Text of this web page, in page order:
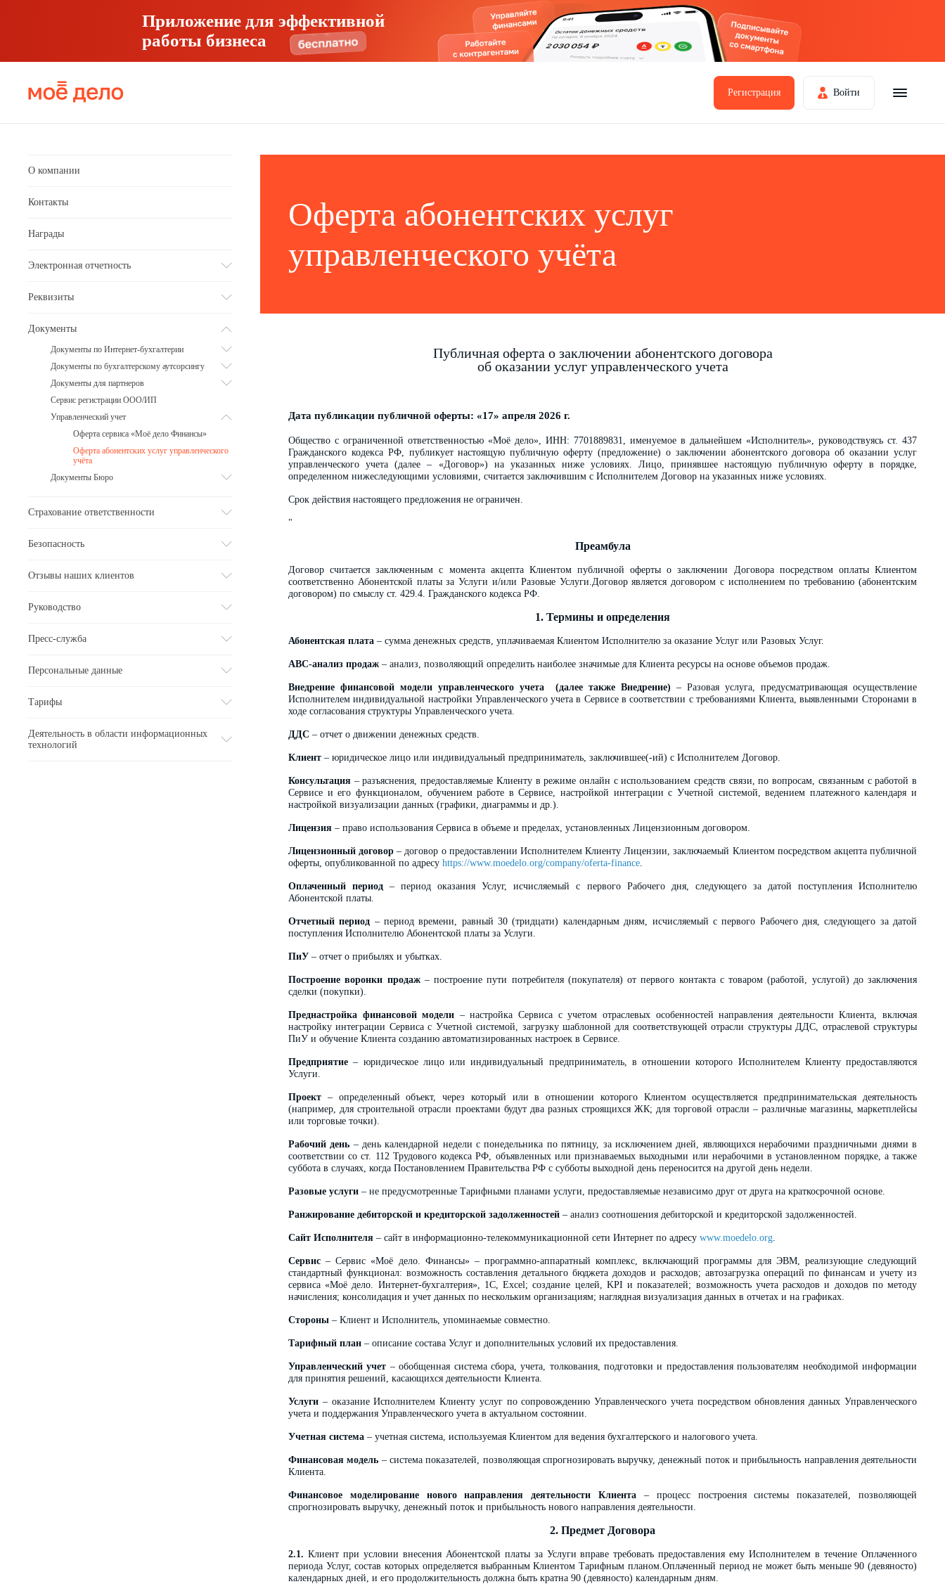
Приложение для эффективной
работы бизнеса
Регистрация Войти
О компании
Контакты
Награды
Электронная отчетность
Реквизиты
Документы
Документы по Интернет-бухгалтерии
Документы по бухгалтерскому аутсорсингу
Документы для партнеров
Сервис регистрации ООО/ИП
Управленческий учет
Оферта сервиса «Моё дело Финансы»
Оферта абонентских услуг управленческого
учёта
Документы Бюро
Страхование ответственности
Безопасность
Отзывы наших клиентов
Руководство
Пресс-служба
Персональные данные
Тарифы
Деятельность в области информационных
технологий
Оферта абонентских услуг
управленческого учёта
Публичная оферта о заключении абонентского договора
об оказании услуг управленческого учета
Дата публикации публичной оферты: «17» апреля 2026 г.
Общество с ограниченной ответственностью «Моё дело», ИНН: 7701889831, именуемое в дальнейшем «Исполнитель», руководствуясь ст. 437
Гражданского кодекса РФ, публикует настоящую публичную оферту (предложение) о заключении абонентского договора об оказании услуг
управленческого учета (далее – «Договор») на указанных ниже условиях. Лицо, принявшее настоящую публичную оферту в порядке,
определенном нижеследующими условиями, считается заключившим с Исполнителем Договор на указанных ниже условиях.
Срок действия настоящего предложения не ограничен.
"
Преамбула
Договор считается заключенным с момента акцепта Клиентом публичной оферты о заключении Договора посредством оплаты Клиентом
соответственно Абонентской платы за Услуги и/или Разовые Услуги.Договор является договором с исполнением по требованию (абонентским
договором) по смыслу ст. 429.4. Гражданского кодекса РФ.
1. Термины и определения
Абонентская плата – сумма денежных средств, уплачиваемая Клиентом Исполнителю за оказание Услуг или Разовых Услуг.
ABC-анализ продаж – анализ, позволяющий определить наиболее значимые для Клиента ресурсы на основе объемов продаж.
Внедрение финансовой модели управленческого учета (далее также Внедрение) – Разовая услуга, предусматривающая осуществление
Исполнителем индивидуальной настройки Управленческого учета в Сервисе в соответствии с требованиями Клиента, выявленными Сторонами в
ходе согласования структуры Управленческого учета.
ДДС – отчет о движении денежных средств.
Клиент – юридическое лицо или индивидуальный предприниматель, заключившее(-ий) с Исполнителем Договор.
Консультация – разъяснения, предоставляемые Клиенту в режиме онлайн с использованием средств связи, по вопросам, связанным с работой в
Сервисе и его функционалом, обучением работе в Сервисе, настройкой интеграции с Учетной системой, ведением платежного календаря и
настройкой визуализации данных (графики, диаграммы и др.).
Лицензия – право использования Сервиса в объеме и пределах, установленных Лицензионным договором.
Лицензионный договор – договор о предоставлении Исполнителем Клиенту Лицензии, заключаемый Клиентом посредством акцепта публичной
оферты, опубликованной по адресу https://www.moedelo.org/company/oferta-finance.
Оплаченный период – период оказания Услуг, исчисляемый с первого Рабочего дня, следующего за датой поступления Исполнителю
Абонентской платы.
Отчетный период – период времени, равный 30 (тридцати) календарным дням, исчисляемый с первого Рабочего дня, следующего за датой
поступления Исполнителю Абонентской платы за Услуги.
ПиУ – отчет о прибылях и убытках.
Построение воронки продаж– построение пути потребителя (покупателя) от первого контакта с товаром (работой, услугой) до заключения
сделки (покупки).
Преднастройка финансовой модели – настройка Сервиса с учетом отраслевых особенностей направления деятельности Клиента, включая
настройку интеграции Сервиса с Учетной системой, загрузку шаблонной для соответствующей отрасли структуры ДДС, отраслевой структуры
ПиУ и обучение Клиента созданию автоматизированных настроек в Сервисе.
Предприятие – юридическое лицо или индивидуальный предприниматель, в отношении которого Исполнителем Клиенту предоставляются
Услуги.
Проект – определенный объект, через который или в отношении которого Клиентом осуществляется предпринимательская деятельность
(например, для строительной отрасли проектами будут два разных строящихся ЖК; для торговой отрасли – различные магазины, маркетплейсы
или торговые точки).
Рабочий день – день календарной недели с понедельника по пятницу, за исключением дней, являющихся нерабочими праздничными днями в
соответствии со ст. 112 Трудового кодекса РФ, объявленных или признаваемых выходными или нерабочими в установленном порядке, а также
суббота в случаях, когда Постановлением Правительства РФ с субботы выходной день переносится на другой день недели.
Разовые услуги – не предусмотренные Тарифными планами услуги, предоставляемые независимо друг от друга на краткосрочной основе.
Ранжирование дебиторской и кредиторской задолженностей – анализ соотношения дебиторской и кредиторской задолженностей.
Сайт Исполнителя – сайт в информационно-телекоммуникационной сети Интернет по адресу www.moedelo.org.
Сервис – Сервис «Моё дело. Финансы» – программно-аппаратный комплекс, включающий программы для ЭВМ, реализующие следующий
стандартный функционал: возможность составления детального бюджета доходов и расходов; автозагрузка операций по финансам и учету из
сервиса «Моё дело. Интернет-бухгалтерия», 1С, Excel; создание целей, KPI и показателей; возможность учета расходов и доходов по методу
начисления; консолидация и учет данных по нескольким организациям; наглядная визуализация данных в отчетах и на графиках.
Стороны – Клиент и Исполнитель, упоминаемые совместно.
Тарифный план – описание состава Услуг и дополнительных условий их предоставления.
Управленческий учет – обобщенная система сбора, учета, толкования, подготовки и предоставления пользователям необходимой информации
для принятия решений, касающихся деятельности Клиента.
Услуги – оказание Исполнителем Клиенту услуг по сопровождению Управленческого учета посредством обновления данных Управленческого
учета и поддержания Управленческого учета в актуальном состоянии.
Учетная система – учетная система, используемая Клиентом для ведения бухгалтерского и налогового учета.
Финансовая модель – система показателей, позволяющая спрогнозировать выручку, денежный поток и прибыльность направления деятельности
Клиента.
Финансовое моделирование нового направления деятельности Клиента – процесс построения системы показателей, позволяющей
спрогнозировать выручку, денежный поток и прибыльность нового направления деятельности.
2. Предмет Договора
2.1. Клиент при условии внесения Абонентской платы за Услуги вправе требовать предоставления ему Исполнителем в течение Оплаченного
периода Услуг, состав которых определяется выбранным Клиентом Тарифным планом.Оплаченный период не может быть меньше 90 (девяносто)
календарных дней, и его продолжительность должна быть кратна 90 (девяносто) календарным дням.